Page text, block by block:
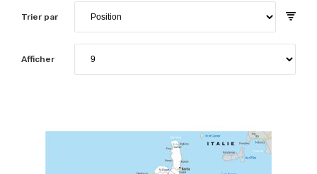
Trier par
Afficher